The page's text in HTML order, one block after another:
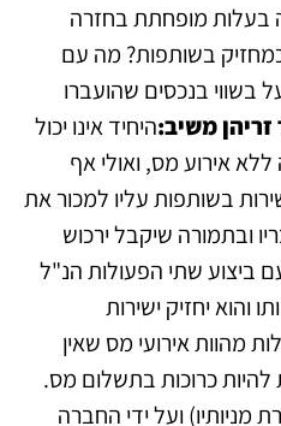
בעלות מופחתת בחזרה
בשותפות? מה עם
בנכסים שהועברו
משיב:היחיד אינו יכול
אירוע מס, ואולי אף
בשותפות עליו למכור את
ובתמורה שיקבל ירכוש
ביצוע שתי הפעולות הנ"ל
והוא יחזיק ישירות
מהוות אירועי מס שאין
להיות כרוכות בתשלום מס.
מניותיו) ועל ידי החברה